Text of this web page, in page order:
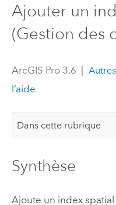
Ajouter un
(Gestion des
ArcGIS Pro 3.6
l’aide
Dans cette rubrique
Synthèse
Ajoute un index